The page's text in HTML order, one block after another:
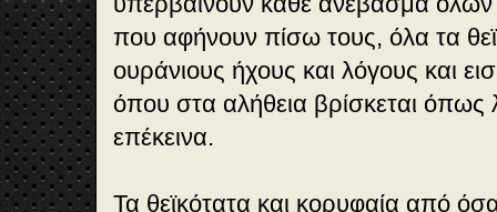
που αφήνουν πίσω τους, όλα τα
ουράνιους ήχους και λόγους και
όπου στα αλήθεια βρίσκεται όπως
επέκεινα.
Τα θεϊκότατα και κορυφαία από